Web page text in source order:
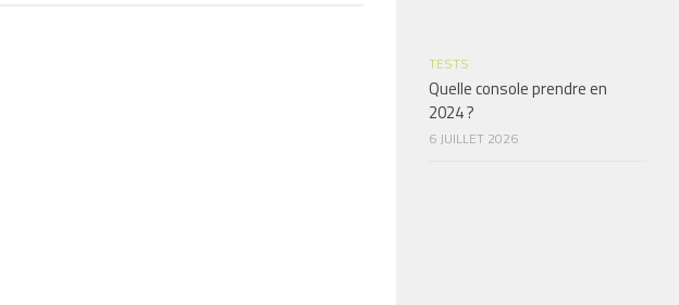
TESTS
Quelle console prendre en
2024 ?
6 JUILLET 2026